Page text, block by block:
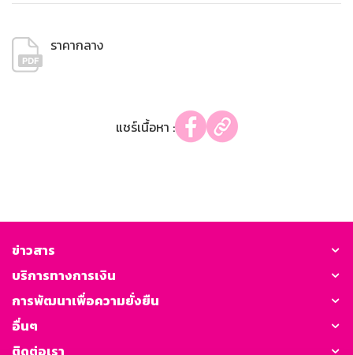
ราคากลาง
แชร์เนื้อหา :
ข่าวสาร
บริการทางการเงิน
การพัฒนาเพื่อความยั่งยืน
อื่นๆ